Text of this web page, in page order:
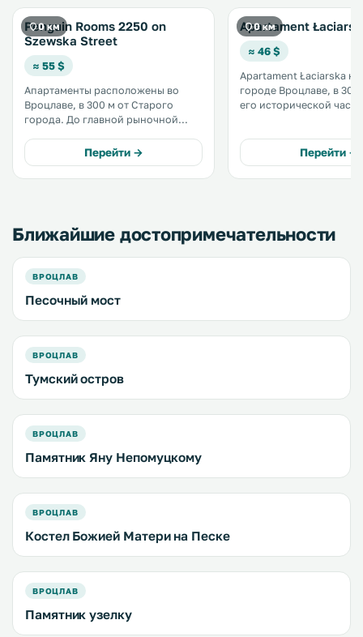
0 км
Penguin Rooms 2250 on
Szewska Street
≈ 55 $
Апартаменты расположены во
Вроцлаве, в 300 м от Старого
города. До главной рыночной
всей территории работает
бесплатный Wi-Fi. .
Перейти →
0 км
Apartament
≈ 46 $
Apartament Łaciarska
городе Вроцлаве, в 300
его исторической
территории действует
Wi-Fi. .
Перейти →
Ближайшие достопримечательности
ВРОЦЛАВ
Песочный мост
ВРОЦЛАВ
Тумский остров
ВРОЦЛАВ
Памятник Яну Непомуцкому
ВРОЦЛАВ
Костел Божией Матери на Песке
ВРОЦЛАВ
Памятник узелку